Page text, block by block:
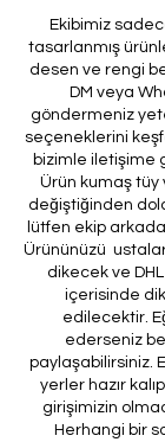
Ekibimiz
tasarlanmış
desen ve rengi
DM veya
göndermeniz
seçeneklerini
bizimle iletişime
Ürün kumaş
değiştiğinden
lütfen ekip
Ürününüzü
dikecek ve
içerisinde
edilecektir.
ederseniz
paylaşabilirsiniz.
yerler hazır
girişimizin
Herhangi bir